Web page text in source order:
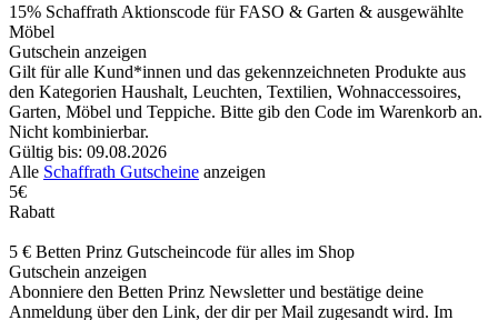
15% Schaffrath Aktionscode für FASO & Garten & ausgewählte
Möbel
Gutschein anzeigen
Gilt für alle Kund*innen und das gekennzeichneten Produkte aus
den Kategorien Haushalt, Leuchten, Textilien, Wohnaccessoires,
Garten, Möbel und Teppiche. Bitte gib den Code im Warenkorb an.
Nicht kombinierbar.
Gültig bis: 09.08.2026
Alle Schaffrath Gutscheine anzeigen
5€
Rabatt
5 € Betten Prinz Gutscheincode für alles im Shop
Gutschein anzeigen
Abonniere den Betten Prinz Newsletter und bestätige deine
Anmeldung über den Link, der dir per Mail zugesandt wird. Im